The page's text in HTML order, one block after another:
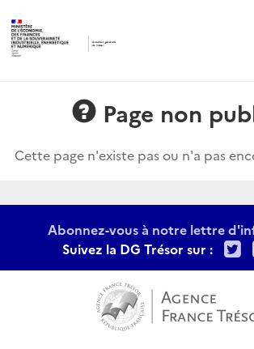
Page non
Cette page n'existe pas ou n'a pas
Abonnez-vous à notre lettre
Suivez la DG Trésor sur :